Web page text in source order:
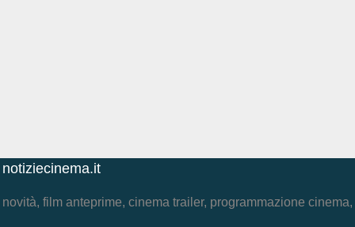
notiziecinema.it
novità, film anteprime, cinema trailer, programmazione